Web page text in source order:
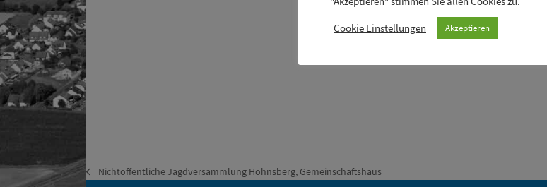
vorheriger
Nichtöffentliche Jagdversammlung Hohnsberg, Gemeinschaftshaus
Cookie Einstellungen Akzeptieren